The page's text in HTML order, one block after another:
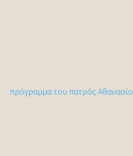
πρόγραμμα του πατρός